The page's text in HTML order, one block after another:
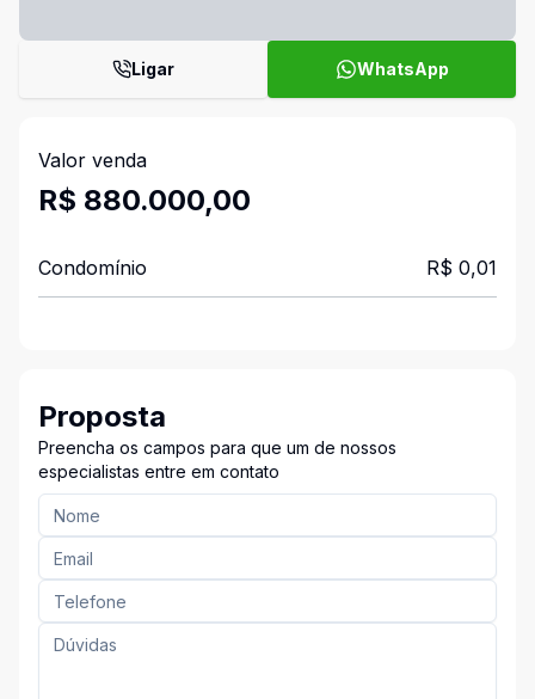
Ligar WhatsApp
Valor venda
R$ 880.000,00
Condomínio R$ 0,01
Proposta
Preencha os campos para que um de nossos
especialistas entre em contato